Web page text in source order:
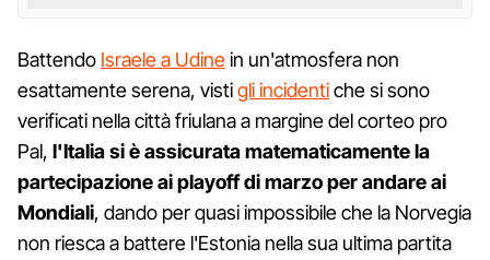
Battendo Israele a Udinein un'atmosfera non
esattamente serena, vistigli incidentiche si sono
verificati nella città friulana a margine del corteo pro
Pal, l'Italia si è assicurata matematicamente la
partecipazione ai playoff di marzo per andare ai
Mondiali, dando per quasi impossibile che la Norvegia
non riesca a battere l'Estonia nella sua ultima partita